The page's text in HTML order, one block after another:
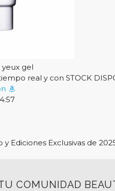
gel
real y con STOCK
Ediciones Exclusivas de
COMUNIDAD